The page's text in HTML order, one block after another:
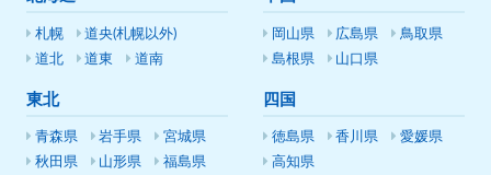
札幌
道央(札幌以外)
道北
道東 道南
東北
青森県 岩手県
宮城県
秋田県
山形県 福島県
岡山県 広島県
鳥取県
島根県
山口県
四国
徳島県 香川県
愛媛県
高知県